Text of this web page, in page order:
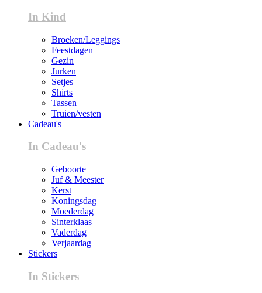
In Kind
Broeken/Leggings
Feestdagen
Gezin
Jurken
Setjes
Shirts
Tassen
Truien/vesten
Cadeau's
In Cadeau's
Geboorte
Juf & Meester
Kerst
Koningsdag
Moederdag
Sinterklaas
Vaderdag
Verjaardag
Stickers
In Stickers